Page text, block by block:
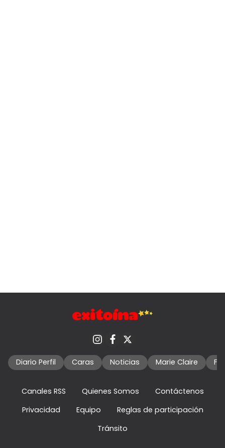
Diario Perfil Caras Noticias Marie Claire
Canales RSS Quienes Somos
Contáctenos
Privacidad
Equipo
Reglas de participación
Tránsito